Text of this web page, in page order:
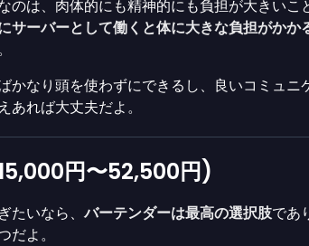
のは、肉体的にも精神的にも負担が大きいこ
サーバーとして働くと体に大きな負担がかか
かなり頭を使わずにできるし、良いコミュニ
あれば大丈夫だよ。
円〜52,500円)
たいなら、バーテンダーは最高の選択肢であ
よ。